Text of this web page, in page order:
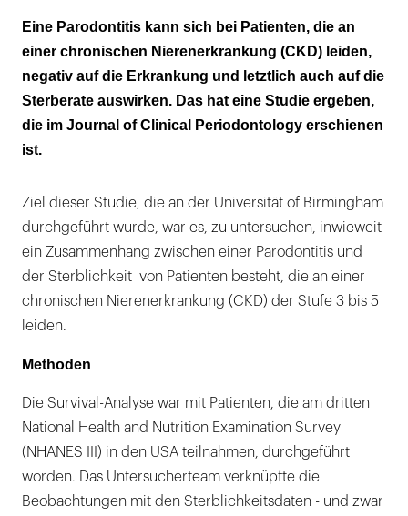
Eine Parodontitis kann sich bei Patienten, die an
einer chronischen Nierenerkrankung (CKD) leiden,
negativ auf die Erkrankung und letztlich auch auf die
Sterberate auswirken. Das hat eine Studie ergeben,
die im Journal of Clinical Periodontology erschienen
ist.
Ziel dieser Studie, die an der Universität of Birmingham
durchgeführt wurde, war es, zu untersuchen, inwieweit
ein Zusammenhang zwischen einer Parodontitis und
der Sterblichkeit von Patienten besteht, die an einer
chronischen Nierenerkrankung (CKD) der Stufe 3 bis 5
leiden.
Methoden
Die Survival-Analyse war mit Patienten, die am dritten
National Health and Nutrition Examination Survey
(NHANES III) in den USA teilnahmen, durchgeführt
worden. Das Untersucherteam verknüpfte die
Beobachtungen mit den Sterblichkeitsdaten - und zwar